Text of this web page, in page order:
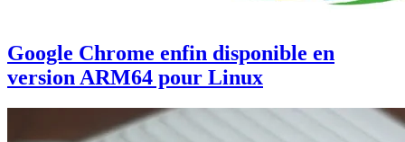
Google Chrome enfin disponible en
version ARM64 pour Linux